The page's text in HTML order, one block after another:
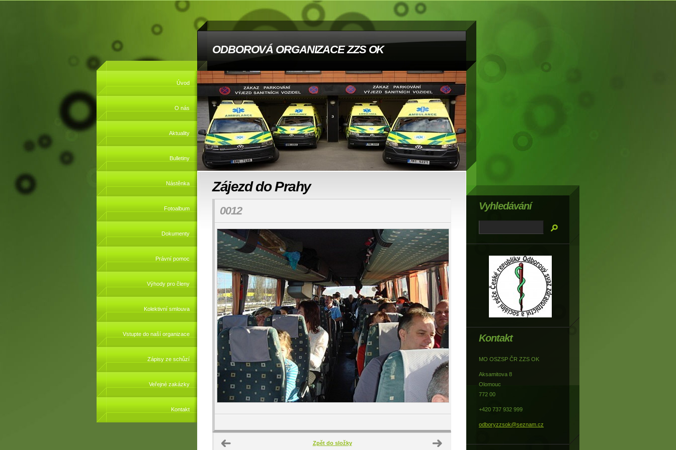
ODBOROVÁ ORGANIZACE ZZS OK
Úvod
O nás
Aktuality
Bulletiny
Nástěnka
Fotoalbum
Dokumenty
Právní pomoc
Výhody pro členy
Kolektivní smlouva
Vstupte do naší organizace
Zápisy ze schůzí
Veřejné zakázky
Kontakt
Zájezd do Prahy
0012
Zpět do složky
Kontakt
MO OSZSP ČR ZZS OK
Aksamitova 8
Olomouc
772 00
+420 737 932 999
odboryzzsok@seznam.cz
Vyhledávání